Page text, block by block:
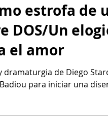
estrofa de
DOS/Un
el amor
dramaturgia de Diego
para iniciar una